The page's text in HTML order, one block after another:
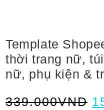
Template
thời trang nữ,
nữ, phụ kiện &
339.000VND